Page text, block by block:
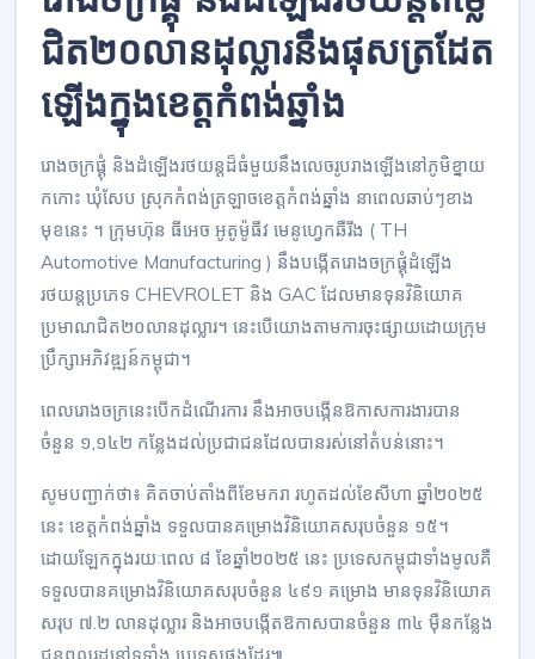
ជិត២០លានដុល្លារនឹងផុសត្រដែត
ឡើងក្នុងខេត្តកំពង់ឆ្នាំង
រោងចក្រផ្គុំ និងដំឡើងរថយន្តដ៏ធំមួយនឹងលេចរូបរាងឡើងនៅភូមិខ្នាយ
កកោះ ឃុំសែប ស្រុកកំពង់ត្រឡាចខេត្តកំពង់ឆ្នាំង នាពេលឆាប់ៗខាង
មុខនេះ ។ ក្រុមហ៊ុន ធីអេច អូតូម៉ូធីវ មេនូហ្វេកឆឺរីង ( TH
Automotive Manufacturing ) នឹងបង្កើតរោងចក្រផ្គុំដំឡើង
រថយន្តប្រភេទ CHEVROLET និង GAC ដែលមានទុនវិនិយោគ
ប្រមាណជិត២០លានដុល្លារ។ នេះបើយោងតាមការចុះផ្សាយដោយក្រុម
ប្រឹក្សាអភិវឌ្ឍន៍កម្ពុជា។
ពេលរោងចក្រនេះបើកដំណើរការ នឹងអាចបង្កើនឱកាសការងារបាន
ចំនួន ១,១៤២ កន្លែងដល់ប្រជាជនដែលបានរស់នៅតំបន់នោះ។
សូមបញ្ជាក់ថា៖ គិតចាប់តាំងពីខែមករា រហូតដល់ខែសីហា ឆ្នាំ២០២៥
នេះ ខេត្តកំពង់ឆ្នាំង ទទួលបានគម្រោងវិនិយោគសរុបចំនួន ១៥។
ដោយឡែកក្នុងរយៈពេល ៨ ខែឆ្នាំ២០២៥ នេះ ប្រទេសកម្ពុជាទាំងមូលគឺ
ទទួលបានគម្រោងវិនិយោគសរុបចំនួន ៤៩១ គម្រោង មានទុនវិនិយោគ
សរុប ៧.២ លានដុល្លារ និងអាចបង្កើតឱកាសបានចំនួន ៣៤ ម៉ឺនកន្លែង